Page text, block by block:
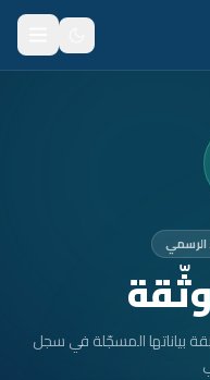
بياناتها المسجّلة في سجل